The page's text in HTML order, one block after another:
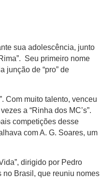
sua adolescência, junto
Seu primeiro nome
junção de “pro” de
Com muito talento, venceu
a “Rinha dos MC’s”.
competições desse
com A. G. Soares, um
dirigido por Pedro
no Brasil, que reuniu nomes